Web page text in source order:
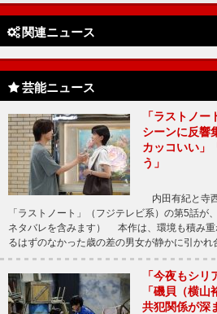
関連ニュース
芸能ニュース
「ラストノ
シーンに反響
カッコいい」
う」
内田有紀と寺
「ラストノート」（フジテレビ系）の第5話が
ネタバレを含みます） 本作は、環境も積み重
るはずのなかった歳の差の男女が静かに引か
「今夜もシリ
「磯貝（横
共犯関係が深